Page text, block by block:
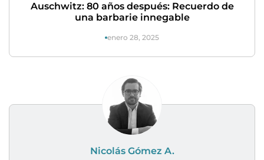
Auschwitz: 80 años después: Recuerdo de
una barbarie innegable
enero 28, 2025
Nicolás Gómez A.